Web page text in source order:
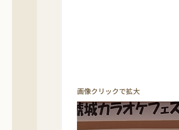
画像クリックで拡大